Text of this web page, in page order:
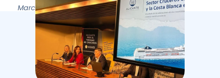
March 25, 2024